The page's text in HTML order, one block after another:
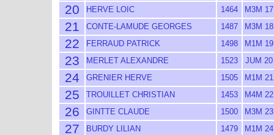
20 HERVE LOIC 1464 M3M 17
21 CONTE-LAMUDE GEORGES 1487 M3M 18
22 FERRAUD PATRICK 1498 M1M 19
23 MERLET ALEXANDRE 1523 JUM 20
24 GRENIER HERVE 1505 M1M 21
25 TROUILLET CHRISTIAN 1453 M4M 22
26 GINTTE CLAUDE 1500 M3M 23
27 BURDY LILIAN 1479 M1M 24